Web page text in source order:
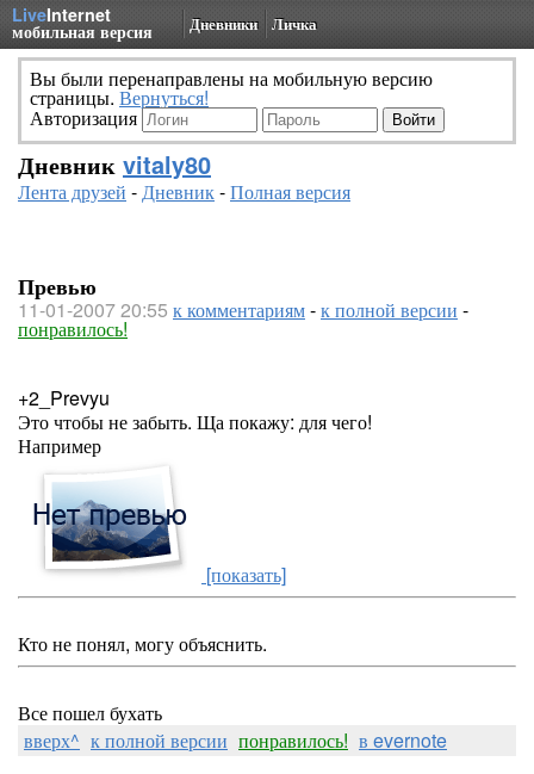
LiveInternet
мобильная версия Дневники Личка
Вы были перенаправлены на мобильную версию
страницы. Вернуться!
Авторизация
Дневник vitaly80
Лента друзей -Дневник-Полная версия
Превью
11-01-2007 20:55 к комментариям-к полной версии -
понравилось!
+2_Prevyu
Это чтобы не забыть. Ща покажу: для чего!
Например
[показать]
Кто не понял, могу объяснить.
Все пошел бухать
вверх^ к полной версии понравилось! в evernote